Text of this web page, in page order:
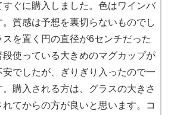
すぐに購入しました。色はワインバ
。質感は予想を裏切らないものでし
スを置く円の直径が6センチだった
段使っている大きめのマグカップが
安でしたが、ぎりぎり入ったので一
。購入される方は、グラスの大きさ
れてからの方が良いと思います。コ